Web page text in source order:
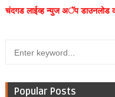
चंदगड लाईव्ह न्युज अॅप डाउनलोड
Popular Posts